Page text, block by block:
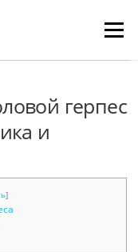
Menu
герпес
и
]
предложений по